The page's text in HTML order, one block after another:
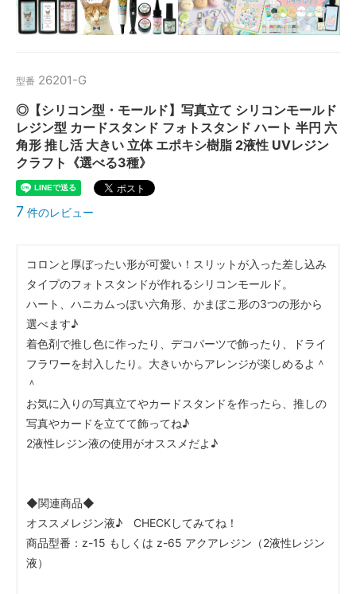
型番 26201-G
◎【シリコン型・モールド】写真立て シリコンモールド
レジン型 カードスタンド フォトスタンド ハート 半円 六
角形 推し活 大きい 立体 エポキシ樹脂 2液性 UVレジン
クラフト《選べる3種》
7 件のレビュー
コロンと厚ぼったい形が可愛い！スリットが入った差し込み
タイプのフォトスタンドが作れるシリコンモールド。
ハート、ハニカムっぽい六角形、かまぼこ形の3つの形から
選べます♪
着色剤で推し色に作ったり、デコパーツで飾ったり、ドライ
フラワーを封入したり。大きいからアレンジが楽しめるよ＾
＾
お気に入りの写真立てやカードスタンドを作ったら、推しの
写真やカードを立てて飾ってね♪
2液性レジン液の使用がオススメだよ♪
◆関連商品◆
オススメレジン液♪ CHECKしてみてね！
商品型番：z-15 もしくは z-65 アクアレジン（2液性レジン
液）